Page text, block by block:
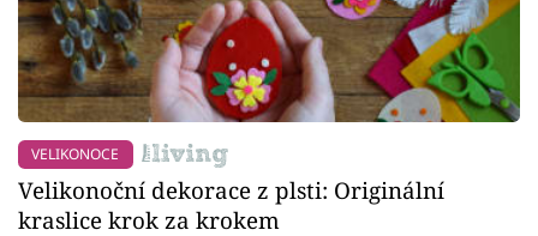
VELIKONOCE
Velikonoční dekorace z plsti: Originální
kraslice krok za krokem